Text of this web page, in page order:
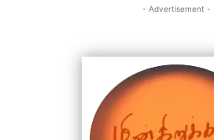
- Advertisement -